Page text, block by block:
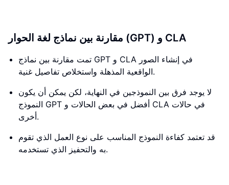
مقارنة بين نماذج لغة الحوار (GPT) و CLA
تمت مقارنة بين نماذج GPT و CLA في إنشاء الصور
الواقعية المذهلة واستخلاص تفاصيل غنية.
لا يوجد فرق بين النموذجين في النهاية، لكن يمكن أن يكون
النموذج GPT أفضل في بعض الحالات و CLA في حالات
أخرى.
قد تعتمد كفاءة النموذج المناسب على نوع العمل الذي تقوم
به والتحفيز الذي تستخدمه.